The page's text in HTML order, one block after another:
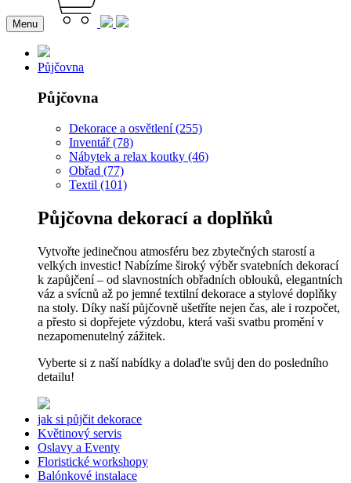
Menu
Půjčovna
Půjčovna
Dekorace a osvětlení (255)
Inventář (78)
Nábytek a relax koutky (46)
Obřad (77)
Textil (101)
Půjčovna dekorací a doplňků
Vytvořte jedinečnou atmosféru bez zbytečných starostí a
velkých investic! Nabízíme široký výběr svatebních dekorací
k zapůjčení – od slavnostních obřadních oblouků, elegantních
váz a svícnů až po jemné textilní dekorace a stylové doplňky
na stoly. Díky naší půjčovně ušetříte nejen čas, ale i rozpočet,
a přesto si dopřejete výzdobu, která vaši svatbu promění v
nezapomenutelný zážitek.
Vyberte si z naší nabídky a dolaďte svůj den do posledního
detailu!
jak si půjčit dekorace
Květinový servis
Oslavy a Eventy
Floristické workshopy
Balónkové instalace